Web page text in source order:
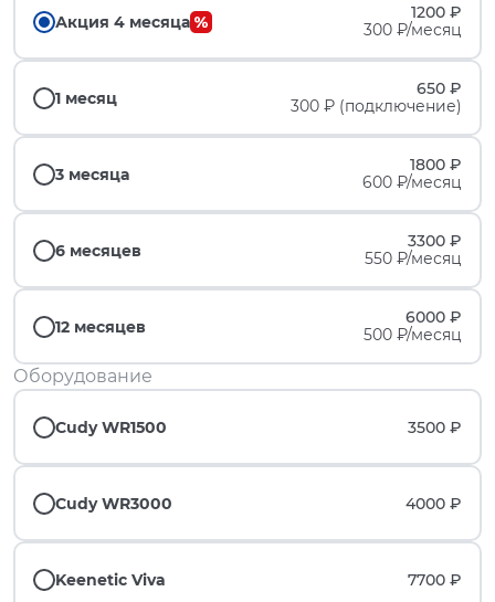
Акция 4 месяца
1200 ₽
300 ₽/месяц
1 месяц
650 ₽
300 ₽ (подключение)
3 месяца
1800 ₽
600 ₽/месяц
6 месяцев
3300 ₽
550 ₽/месяц
12 месяцев
6000 ₽
500 ₽/месяц
Оборудование
Cudy WR1500 3500 ₽
Cudy WR3000 4000 ₽
Keenetic Viva 7700 ₽